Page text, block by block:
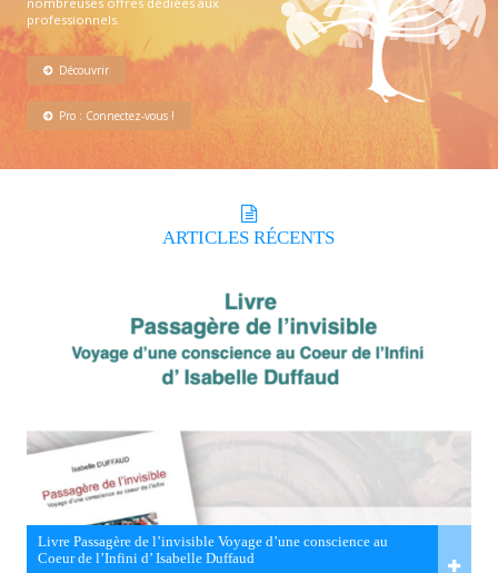
professionnels.
Découvrir
Pro : Connectez-vous !
ARTICLES RÉCENTS
Livre Passagère de l’invisible Voyage d’une conscience au
Coeur de l’Infini d’ Isabelle Duffaud